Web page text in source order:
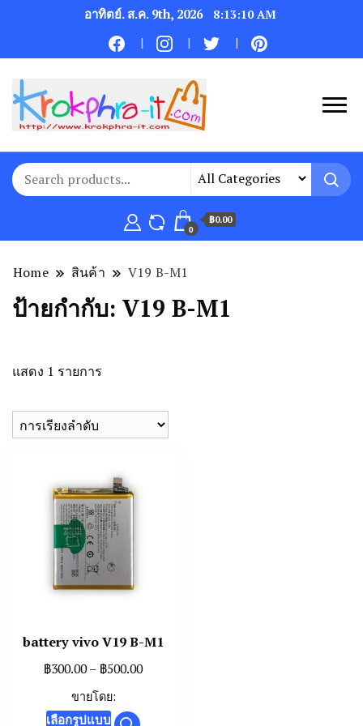
อาทิตย์. ส.ค. 9th, 2026 8:13:10 AM
0
฿0.00
Home สินค้า V19 B-M1
ป้ายกำกับ: V19 B-M1
แสดง 1 รายการ
battery vivo V19 B-M1
฿300.00– ฿500.00Price
ขายโดย:
เลือกรูปแบบ This